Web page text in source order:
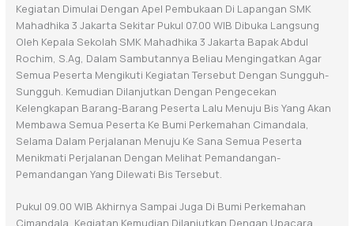
Kegiatan Dimulai Dengan Apel Pembukaan Di Lapangan SMK
Mahadhika 3 Jakarta Sekitar Pukul 07.00 WIB Dibuka Langsung
Oleh Kepala Sekolah SMK Mahadhika 3 Jakarta Bapak Abdul
Rochim, S.Ag, Dalam Sambutannya Beliau Mengingatkan Agar
Semua Peserta Mengikuti Kegiatan Tersebut Dengan Sungguh-
Sungguh. Kemudian Dilanjutkan Dengan Pengecekan
Kelengkapan Barang-Barang Peserta Lalu Menuju Bis Yang Akan
Membawa Semua Peserta Ke Bumi Perkemahan Cimandala,
Selama Dalam Perjalanan Menuju Ke Sana Semua Peserta
Menikmati Perjalanan Dengan Melihat Pemandangan-
Pemandangan Yang Dilewati Bis Tersebut.
Pukul 09.00 WIB Akhirnya Sampai Juga Di Bumi Perkemahan
Cimandala, Kegiatan Kemudian Dilanjutkan Dengan Upacara